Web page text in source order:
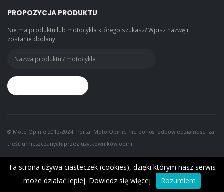
PROPOZYCJA PRODUKTU
Nie ma produktu lub motocykla którego szukasz? Wpisz nazwę i
zostanie dodany.
© Moto Opinie 2012-2024. Portal Moto Opinie nie ponosi odpowiedzialności za
treść umieszczanych przez użytkowników opini.
Ta strona używa ciasteczek (cookies), dzięki którym nasz serwis
może działać lepiej. Dowiedz się więcej Rozumiem